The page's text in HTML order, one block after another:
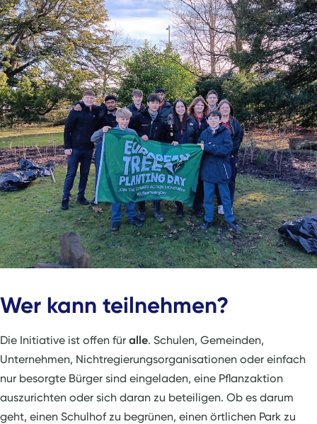
Wer kann teilnehmen?
Die Initiative ist offen für alle. Schulen, Gemeinden,
Unternehmen, Nichtregierungsorganisationen oder einfach
nur besorgte Bürger sind eingeladen, eine Pflanzaktion
auszurichten oder sich daran zu beteiligen. Ob es darum
geht, einen Schulhof zu begrünen, einen örtlichen Park zu